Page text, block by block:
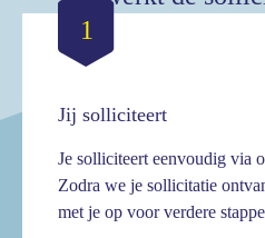
1
Jij solliciteert
Je solliciteert eenvoudig via
Zodra we je sollicitatie
met je op voor verdere